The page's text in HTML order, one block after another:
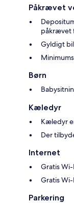
Påkrævet
påkrævet
Gyldigt
Børn
Kæledyr
Kæledyr
Der
Internet
Gratis
Gratis
Parkering